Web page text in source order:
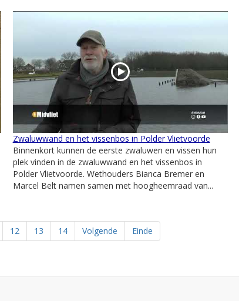
Zwaluwwand en het vissenbos in Polder Vlietvoorde
Binnenkort kunnen de eerste zwaluwen en vissen hun
plek vinden in de zwaluwwand en het vissenbos in
Polder Vlietvoorde. Wethouders Bianca Bremer en
Marcel Belt namen samen met hoogheemraad van...
12 13 14 Volgende Einde